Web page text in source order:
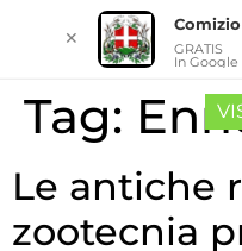
Tag:
Le antiche
zootecnia
✕ GRATIS
In Google